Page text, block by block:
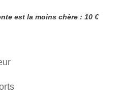
est la moins chère : 10 €